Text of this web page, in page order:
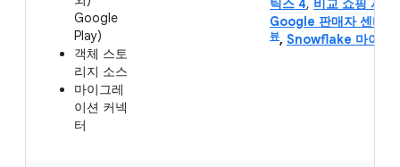
Google
Play)
객체 스토
리지 소스
마이그레
이션 커넥
터
틱스 4, 비교 쇼핑 서
Google 판매자 센터
뷰, Snowflake 마이그